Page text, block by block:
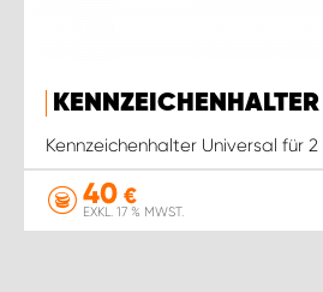
Kennzeichenhalter Universal für
40 €
EXKL. 17 % MWST.